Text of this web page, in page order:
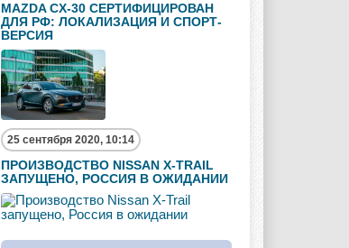
MAZDA CX-30 СЕРТИФИЦИРОВАН
ДЛЯ РФ: ЛОКАЛИЗАЦИЯ И СПОРТ-
ВЕРСИЯ
25 сентября 2020, 10:14
ПРОИЗВОДСТВО NISSAN X-TRAIL
ЗАПУЩЕНО, РОССИЯ В ОЖИДАНИИ